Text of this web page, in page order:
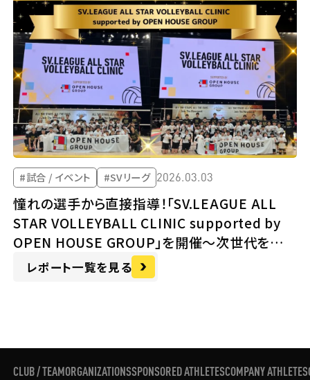
#試合 / イベント #SVリーグ 2026.03.03
憧れの選手から直接指導！「SV.LEAGUE ALL
STAR VOLLEYBALL CLINIC supported by
OPEN HOUSE GROUP」を開催～次世代を担う
子どもたちの夢と挑戦を応援～
レポート一覧を見る
CLUB / TEAMORGANIZATIONSSPONSORED ATHLETESCOMPANY ATHLETES